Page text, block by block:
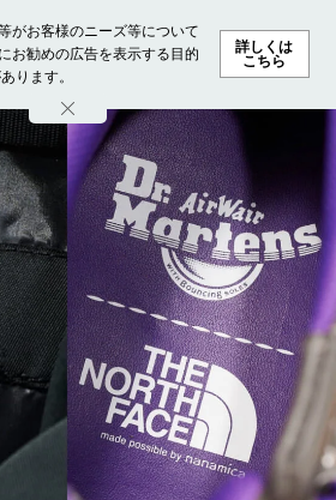
がお客様のニーズ等について
お勧めの広告を表示する目的
ります。
詳しくは
こちら
ランキング ファッション ビューテ